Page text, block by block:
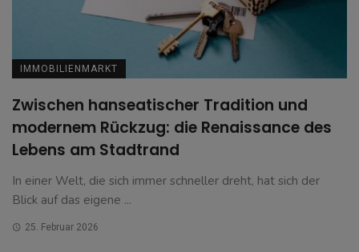
IMMOBILIENMARKT
Zwischen hanseatischer Tradition und
modernem Rückzug: die Renaissance des
Lebens am Stadtrand
In einer Welt, die sich immer schneller dreht, hat sich der
Blick auf das eigene ...
25. Februar 2026